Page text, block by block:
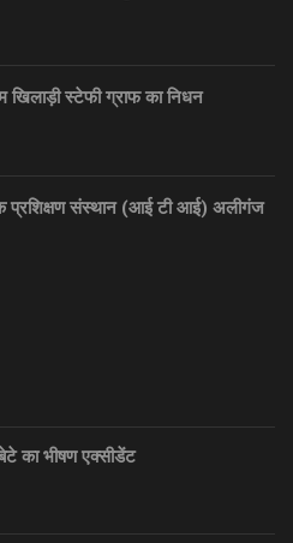
खिलाड़ी स्टेफी ग्राफ का निधन
प्रशिक्षण संस्थान (आई टी आई) अलीगंज
का भीषण एक्सीडेंट